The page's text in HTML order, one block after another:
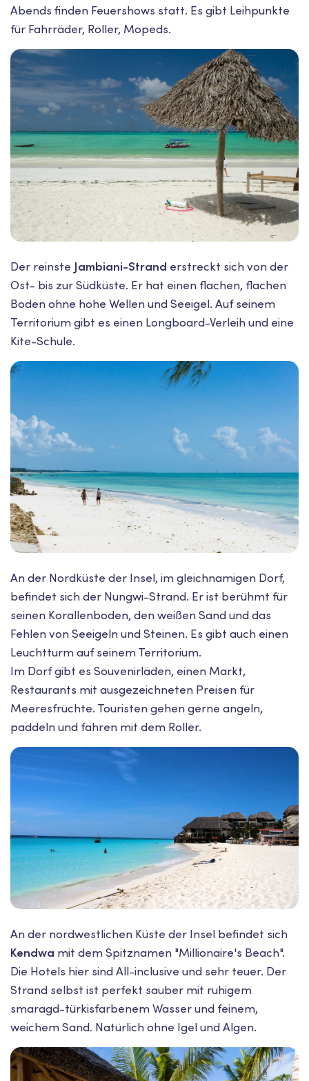
Abends finden Feuershows statt. Es gibt Leihpunkte
für Fahrräder, Roller, Mopeds.
Der reinste Jambiani-Strand erstreckt sich von der
Ost- bis zur Südküste. Er hat einen flachen, flachen
Boden ohne hohe Wellen und Seeigel. Auf seinem
Territorium gibt es einen Longboard-Verleih und eine
Kite-Schule.
An der Nordküste der Insel, im gleichnamigen Dorf,
befindet sich der Nungwi-Strand. Er ist berühmt für
seinen Korallenboden, den weißen Sand und das
Fehlen von Seeigeln und Steinen. Es gibt auch einen
Leuchtturm auf seinem Territorium.
Im Dorf gibt es Souvenirläden, einen Markt,
Restaurants mit ausgezeichneten Preisen für
Meeresfrüchte. Touristen gehen gerne angeln,
paddeln und fahren mit dem Roller.
An der nordwestlichen Küste der Insel befindet sich
Kendwa mit dem Spitznamen "Millionaire's Beach".
Die Hotels hier sind All-inclusive und sehr teuer. Der
Strand selbst ist perfekt sauber mit ruhigem
smaragd-türkisfarbenem Wasser und feinem,
weichem Sand. Natürlich ohne Igel und Algen.